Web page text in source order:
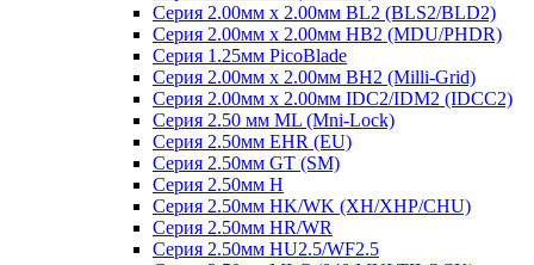
Серия 2.00мм x 2.00мм BL2 (BLS2/BLD2)
Серия 2.00мм x 2.00мм HB2 (MDU/PHDR)
Серия 1.25мм PicoBlade
Серия 2.00мм х 2.00мм BH2 (Milli-Grid)
Серия 2.00мм х 2.00мм IDC2/IDM2 (IDCC2)
Серия 2.50 мм ML (Mni-Lock)
Серия 2.50мм EHR (EU)
Серия 2.50мм GT (SM)
Серия 2.50мм H
Серия 2.50мм HK/WK (XH/XHP/CHU)
Серия 2.50мм HR/WR
Серия 2.50мм HU2.5/WF2.5